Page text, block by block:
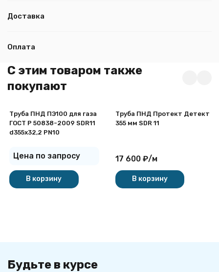
Доставка
Оплата
C этим товаром также
покупают
Труба ПНД ПЭ100 для газа
ГОСТ Р 50838-2009 SDR11
d355х32,2 PN10
Цена по запросу
В корзину
Труба ПНД Протект Детект
355 мм SDR 11
17 600 ₽/м
В корзину
Будьте в курсе